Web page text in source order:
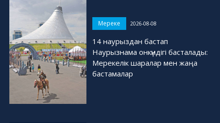
Мереке 2026-08-08
14 наурыздан бастап
Наурызнама онкүндігі басталады:
Мерекелік шаралар мен жаңа
бастамалар